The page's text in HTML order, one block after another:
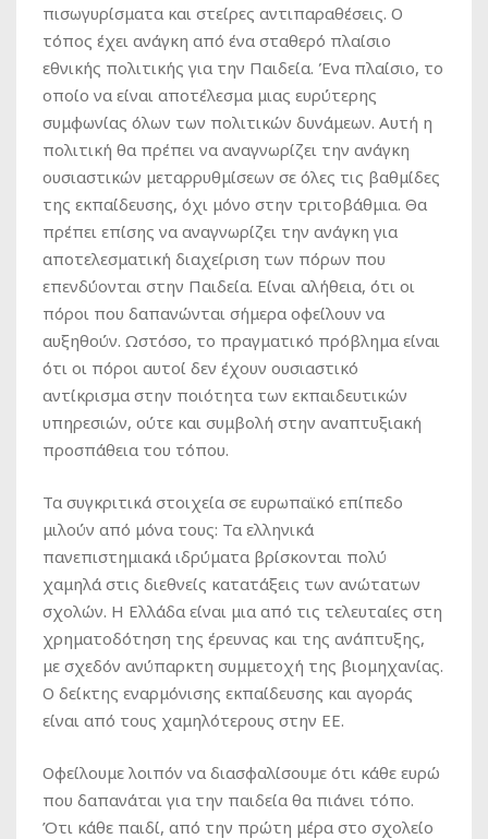
πισωγυρίσματα και στείρες αντιπαραθέσεις. Ο
τόπος έχει ανάγκη από ένα σταθερό πλαίσιο
εθνικής πολιτικής για την Παιδεία. Ένα πλαίσιο, το
οποίο να είναι αποτέλεσμα μιας ευρύτερης
συμφωνίας όλων των πολιτικών δυνάμεων. Αυτή η
πολιτική θα πρέπει να αναγνωρίζει την ανάγκη
ουσιαστικών μεταρρυθμίσεων σε όλες τις βαθμίδες
της εκπαίδευσης, όχι μόνο στην τριτοβάθμια. Θα
πρέπει επίσης να αναγνωρίζει την ανάγκη για
αποτελεσματική διαχείριση των πόρων που
επενδύονται στην Παιδεία. Είναι αλήθεια, ότι οι
πόροι που δαπανώνται σήμερα οφείλουν να
αυξηθούν. Ωστόσο, το πραγματικό πρόβλημα είναι
ότι οι πόροι αυτοί δεν έχουν ουσιαστικό
αντίκρισμα στην ποιότητα των εκπαιδευτικών
υπηρεσιών, ούτε και συμβολή στην αναπτυξιακή
προσπάθεια του τόπου.
Τα συγκριτικά στοιχεία σε ευρωπαϊκό επίπεδο
μιλούν από μόνα τους: Τα ελληνικά
πανεπιστημιακά ιδρύματα βρίσκονται πολύ
χαμηλά στις διεθνείς κατατάξεις των ανώτατων
σχολών. Η Ελλάδα είναι μια από τις τελευταίες στη
χρηματοδότηση της έρευνας και της ανάπτυξης,
με σχεδόν ανύπαρκτη συμμετοχή της βιομηχανίας.
Ο δείκτης εναρμόνισης εκπαίδευσης και αγοράς
είναι από τους χαμηλότερους στην ΕΕ.
Οφείλουμε λοιπόν να διασφαλίσουμε ότι κάθε ευρώ
που δαπανάται για την παιδεία θα πιάνει τόπο.
Ότι κάθε παιδί, από την πρώτη μέρα στο σχολείο